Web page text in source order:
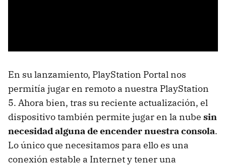
En su lanzamiento, PlayStation Portal nos
permitía jugar en remoto a nuestra PlayStation
5. Ahora bien, tras su reciente actualización, el
dispositivo también permite jugar en la nube sin
necesidad alguna de encender nuestra consola.
Lo único que necesitamos para ello es una
conexión estable a Internet y tener una